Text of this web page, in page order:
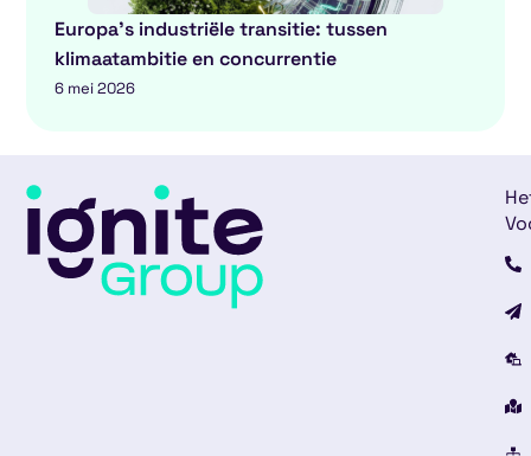
Europa’s industriële transitie: tussen
klimaatambitie en concurrentie
6 mei 2026